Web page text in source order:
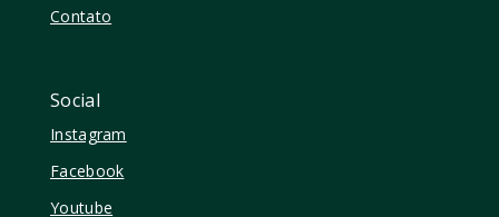
Contato
Social
Instagram
Facebook
Youtube